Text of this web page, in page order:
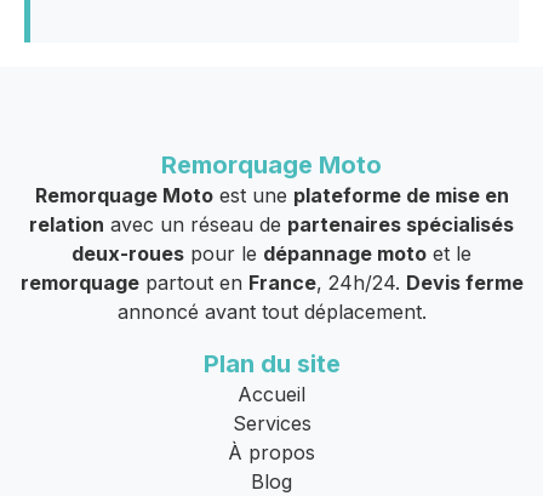
Remorquage Moto
Remorquage Motoest une plateforme de mise en
relation avec un réseau de partenaires spécialisés
deux-roues pour le dépannage moto et le
remorquagepartout en France, 24h/24. Devis ferme
annoncé avant tout déplacement.
Plan du site
Accueil
Services
À propos
Blog